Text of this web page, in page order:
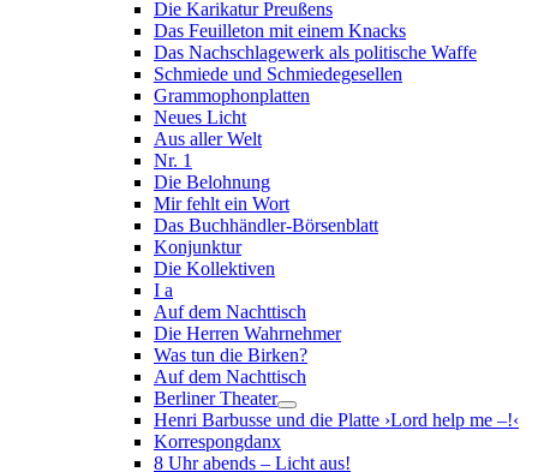
Die Karikatur Preußens
Das Feuilleton mit einem Knacks
Das Nachschlagewerk als politische Waffe
Schmiede und Schmiedegesellen
Grammophonplatten
Neues Licht
Aus aller Welt
Nr. 1
Die Belohnung
Mir fehlt ein Wort
Das Buchhändler-Börsenblatt
Konjunktur
Die Kollektiven
I a
Auf dem Nachttisch
Die Herren Wahrnehmer
Was tun die Birken?
Auf dem Nachttisch
Berliner Theater
Henri Barbusse und die Platte ›Lord help me –!‹
Korrespongdanx
8 Uhr abends – Licht aus!